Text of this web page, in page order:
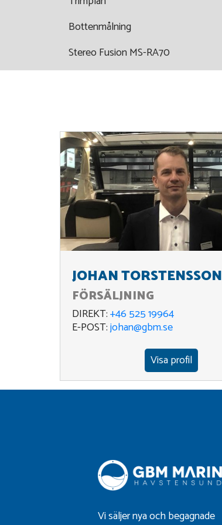
Bottenmålning
Stereo Fusion MS-RA70
JOHAN TORSTENSSON
FÖRSÄLJNING
DIREKT:+46 525 19964
E-POST:johan@gbm.se
Visa profil
Vi säljer nya och begagnade